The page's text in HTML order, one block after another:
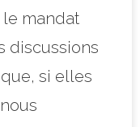
mandat
discussions
si elles